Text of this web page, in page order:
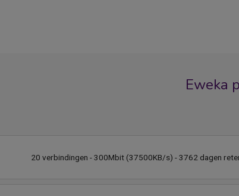
Eweka
20 verbindingen - 300Mbit (37500KB/s) - 3762 dagen